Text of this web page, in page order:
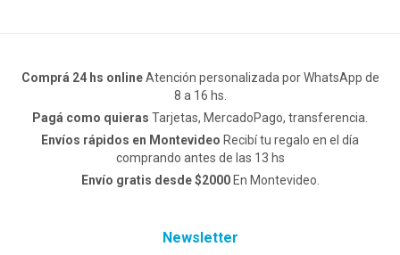
Comprá 24 hs onlineAtención personalizada por WhatsApp de
8 a 16 hs.
Pagá como quieras Tarjetas, MercadoPago, transferencia.
Envíos rápidos en Montevideo Recibí tu regalo en el día
comprando antes de las 13 hs
Envío gratis desde $2000En Montevideo.
Newsletter